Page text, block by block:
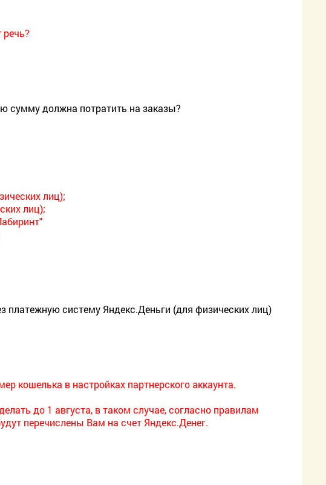
сумму должна потратить на заказы?
лиц);
лиц);
платежную систему Яндекс.Деньги (для физических лиц)
кошелька в настройках партнерского аккаунта.
до 1 августа, в таком случае, согласно правилам
перечислены Вам на счет Яндекс.Денег.